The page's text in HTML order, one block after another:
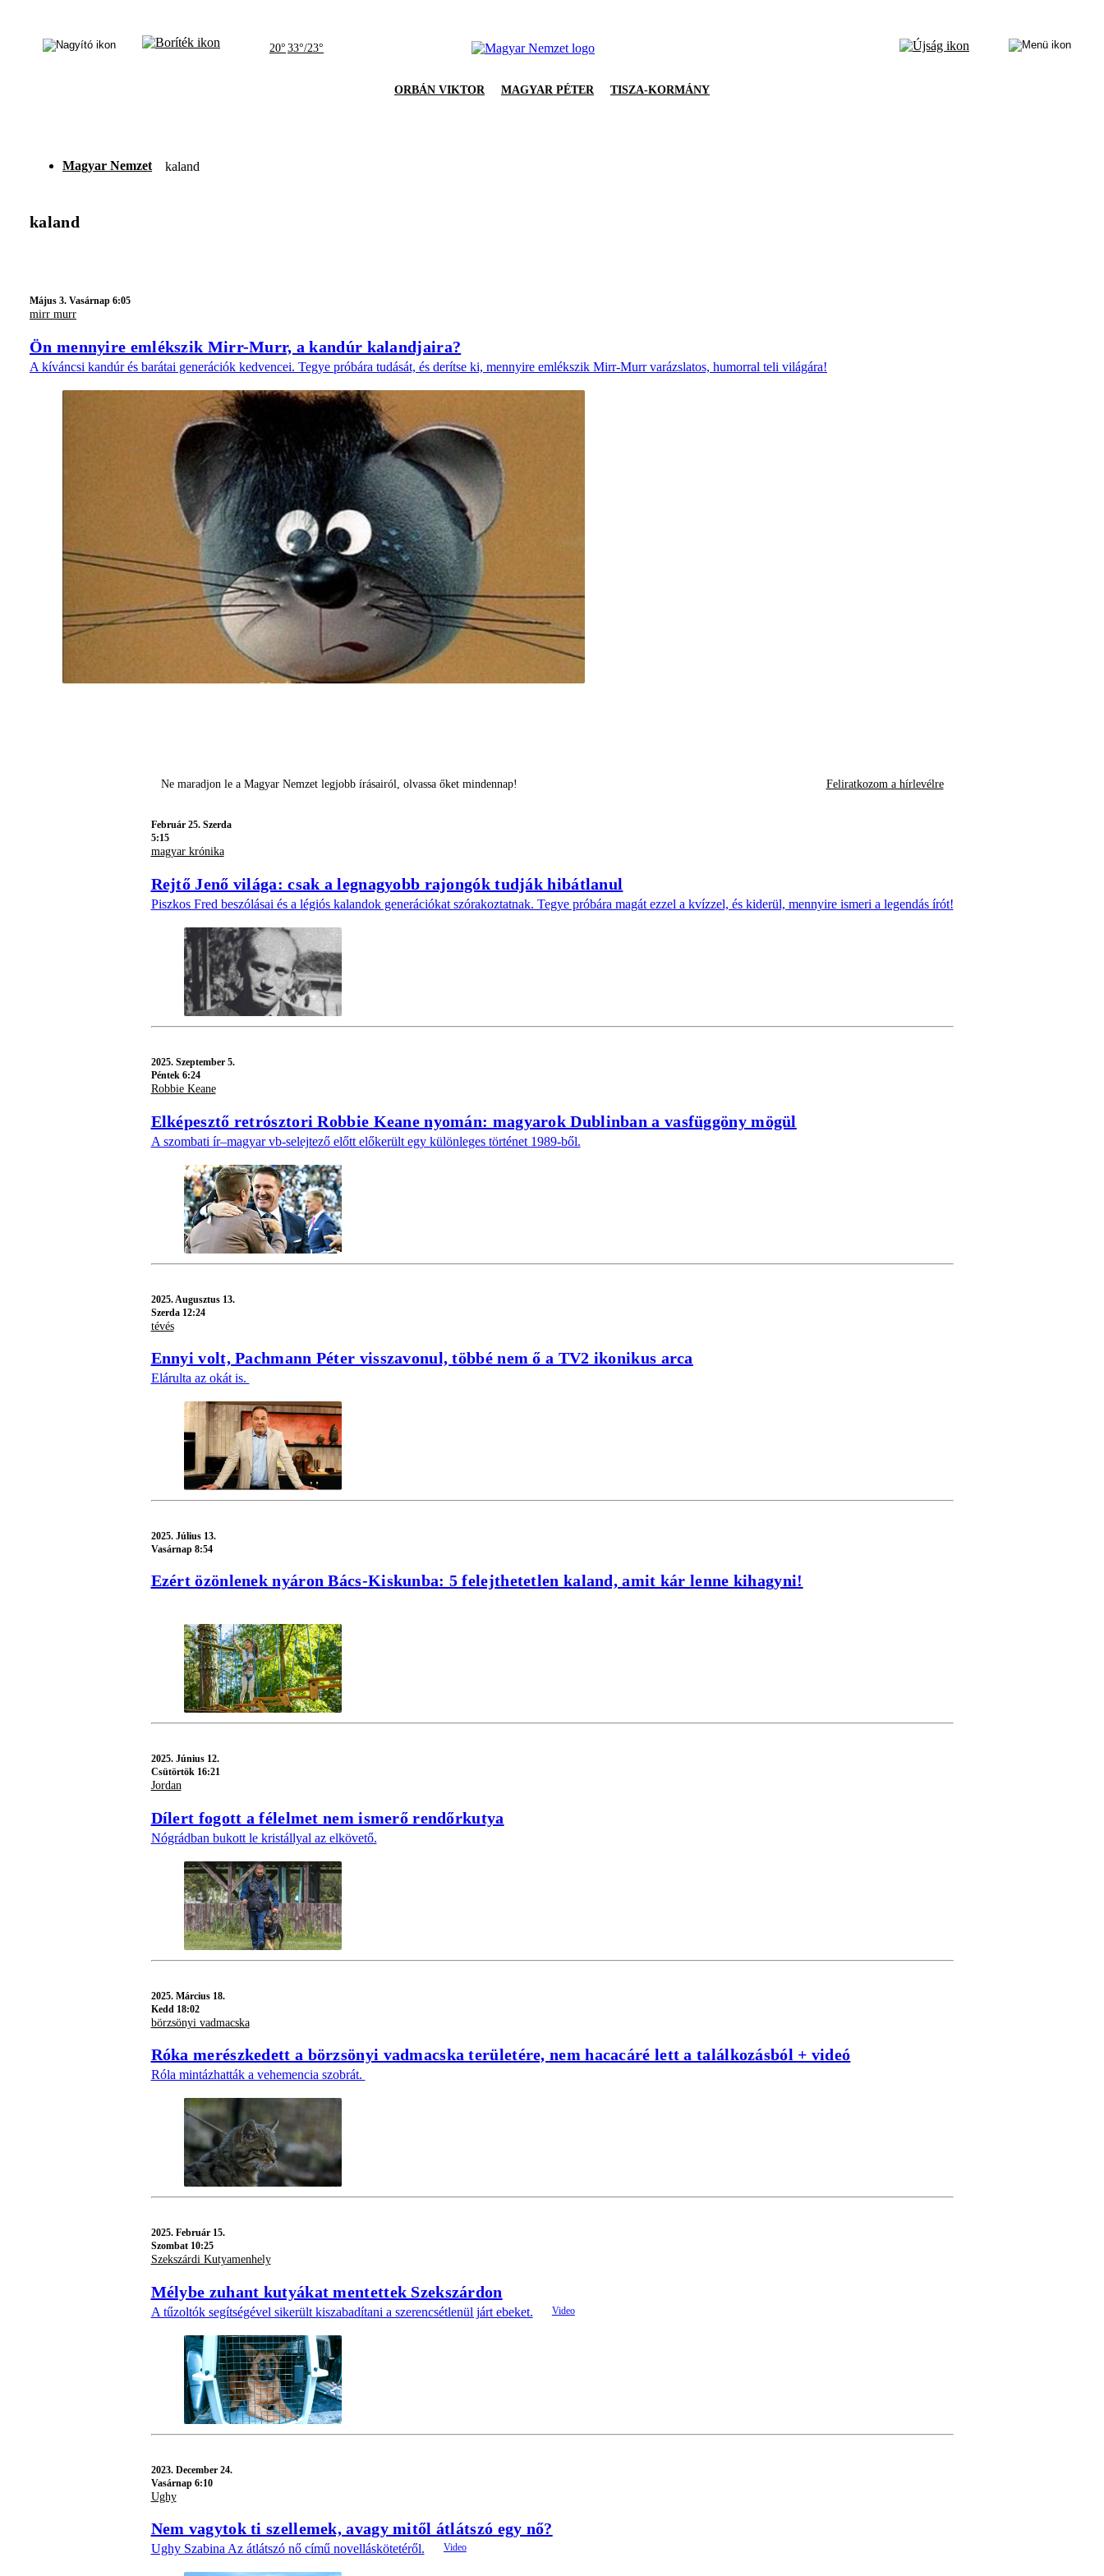
20° 33°/23°
ORBÁN VIKTOR MAGYAR PÉTER TISZA-KORMÁNY
Magyar Nemzet kaland
kaland
Május 3. Vasárnap 6:05
mirr murr
Ön mennyire emlékszik Mirr-Murr, a kandúr kalandjaira?
A kíváncsi kandúr és barátai generációk kedvencei. Tegye próbára tudását, és derítse ki, mennyire emlékszik Mirr-Murr varázslatos, humorral teli világára!
Ne maradjon le a Magyar Nemzet legjobb írásairól, olvassa őket mindennap! Feliratkozom a hírlevélre
Február 25. Szerda
5:15
magyar krónika
Rejtő Jenő világa: csak a legnagyobb rajongók tudják hibátlanul
Piszkos Fred beszólásai és a légiós kalandok generációkat szórakoztatnak. Tegye próbára magát ezzel a kvízzel, és kiderül, mennyire ismeri a legendás írót!
2025. Szeptember 5.
Péntek 6:24
Robbie Keane
Elképesztő retrósztori Robbie Keane nyomán: magyarok Dublinban a vasfüggöny mögül
A szombati ír–magyar vb-selejtező előtt előkerült egy különleges történet 1989-ből.
2025. Augusztus 13.
Szerda 12:24
tévés
Ennyi volt, Pachmann Péter visszavonul, többé nem ő a TV2 ikonikus arca
Elárulta az okát is.
2025. Július 13.
Vasárnap 8:54
Ezért özönlenek nyáron Bács-Kiskunba: 5 felejthetetlen kaland, amit kár lenne kihagyni!
2025. Június 12.
Csütörtök 16:21
Jordan
Dílert fogott a félelmet nem ismerő rendőrkutya
Nógrádban bukott le kristállyal az elkövető.
2025. Március 18.
Kedd 18:02
börzsönyi vadmacska
Róka merészkedett a börzsönyi vadmacska területére, nem hacacáré lett a találkozásból + videó
Róla mintázhatták a vehemencia szobrát.
2025. Február 15.
Szombat 10:25
Szekszárdi Kutyamenhely
Mélybe zuhant kutyákat mentettek Szekszárdon
A tűzoltók segítségével sikerült kiszabadítani a szerencsétlenül járt ebeket.
2023. December 24.
Vasárnap 6:10
Ughy
Nem vagytok ti szellemek, avagy mitől átlátszó egy nő?
Ughy Szabina Az átlátszó nő című novelláskötetéről.